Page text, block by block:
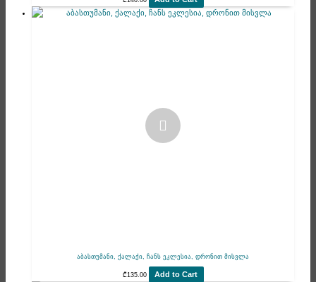
აბასთუმანი, ქალაქი, ჩანს ეკლესია, დრონით მისვლა
₾135.00 Add to Cart